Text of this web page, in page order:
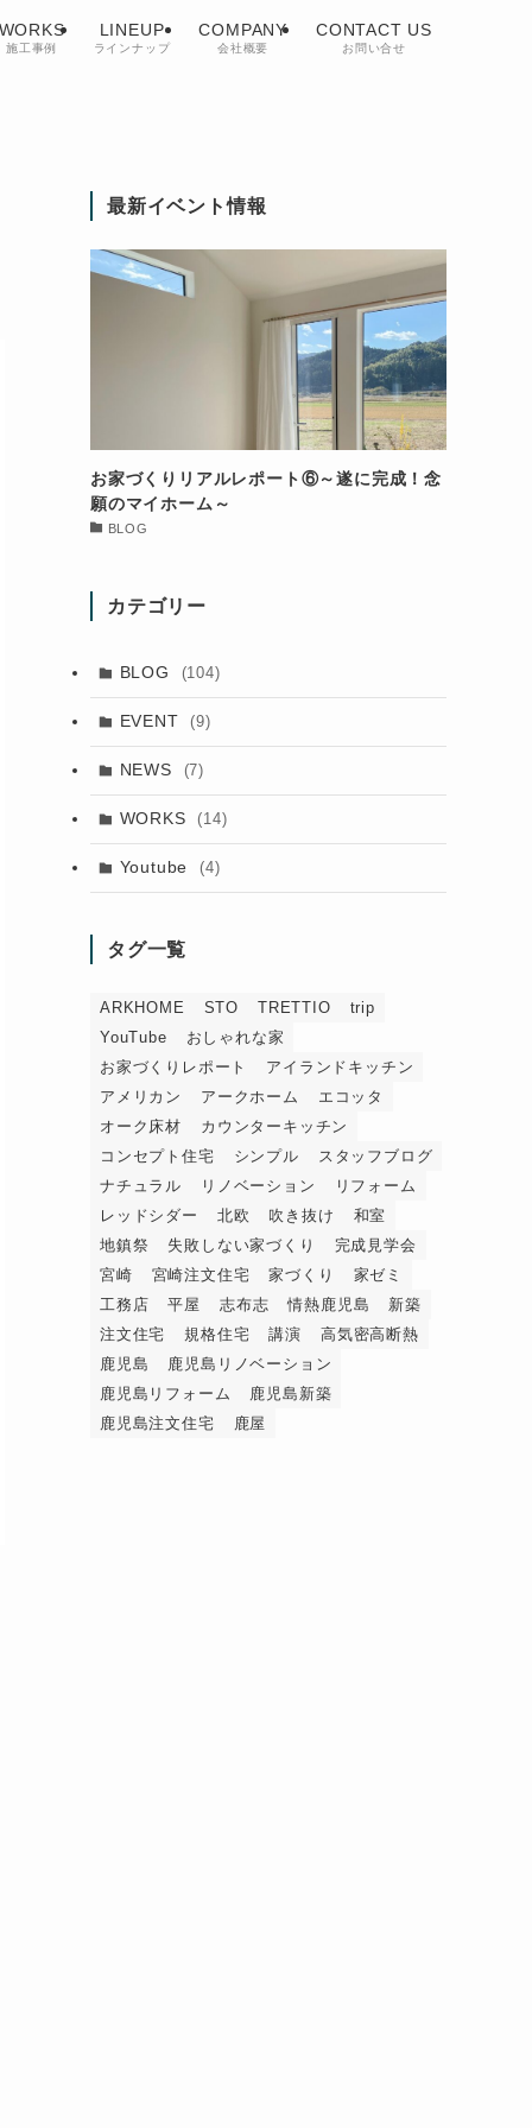
施工事例
LINEUP
ラインナップ
COMPANY
会社概要
CONTACT US
お問い合せ
最新イベント情報
お家づくりリアルレポート⑥～遂に完成！念
願のマイホーム～
BLOG
カテゴリー
BLOG (104)
EVENT (9)
NEWS (7)
WORKS (14)
Youtube (4)
タグ一覧
ARKHOME STO TRETTIO
trip
YouTube
おしゃれな家
お家づくりレポート
アイランドキッチン
アメリカン
アークホーム
エコッタ
オーク床材
カウンターキッチン
コンセプト住宅
シンプル
スタッフブログ
ナチュラル
リノベーション
リフォーム
レッドシダー
北欧 吹き抜け
和室
地鎮祭
失敗しない家づくり
完成見学会
宮崎
宮崎注文住宅 家づくり
家ゼミ
工務店
平屋 志布志 情熱鹿児島
新築
注文住宅
規格住宅 講演
高気密高断熱
鹿児島
鹿児島リノベーション
鹿児島リフォーム
鹿児島新築
鹿児島注文住宅
鹿屋